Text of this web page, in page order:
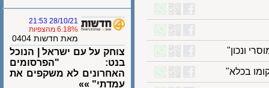
ונכון"
בכלא"
28/10/21 21:53
6.18% מהצפיות
מאת חדשות 0404
צוחק על עם ישראל | הנוכל
בנט: "הפרסומים
האחרונים לא משקפים את
עמדתי" »»